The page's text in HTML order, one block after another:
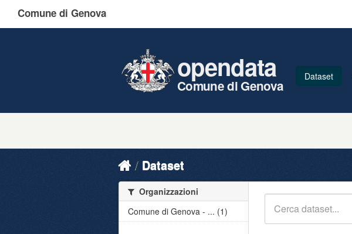
Comune di Genova
opendata
Comune di Genova
Dataset
Dataset
Organizzazioni
Comune di Genova - ... (1)